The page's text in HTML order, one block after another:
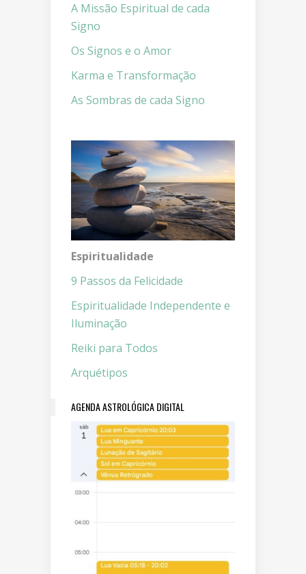
A Missão Espiritual de cada
Signo
Os Signos e o Amor
Karma e Transformação
As Sombras de cada Signo
Espiritualidade
9 Passos da Felicidade
Espiritualidade Independente e
Iluminação
Reiki para Todos
Arquétipos
AGENDA ASTROLÓGICA DIGITAL